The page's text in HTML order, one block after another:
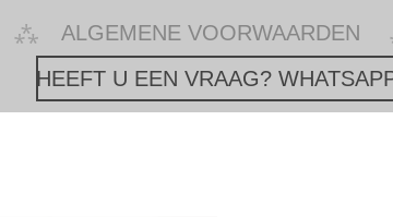
ALGEMENE VOORWAARDEN
HEEFT U EEN VRAAG?